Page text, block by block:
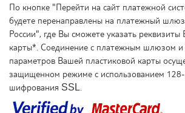
По кнопке "Перейти на сайт платежной
будете перенаправлены на платежный
России", где Вы сможете указать
карты*. Соединение с платежным шлюзом и
параметров Вашей пластиковой карты
защищенном режиме с использованием
шифрования SSL.